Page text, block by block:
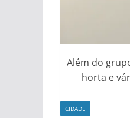
Além do
horta e
CIDADE